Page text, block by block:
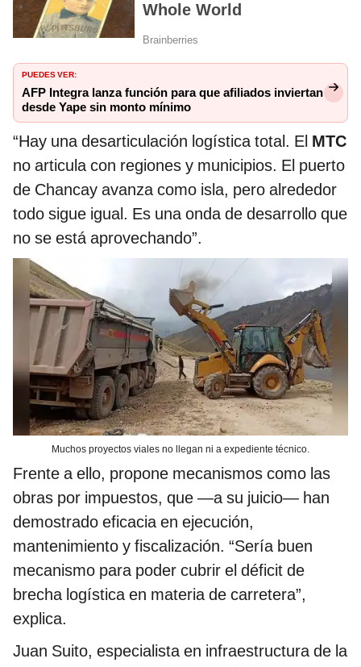
PUEDES VER:
AFP Integra lanza función para que afiliados inviertan
desde Yape sin monto mínimo
“Hay una desarticulación logística total. El MTC
no articula con regiones y municipios. El puerto
de Chancay avanza como isla, pero alrededor
todo sigue igual. Es una onda de desarrollo que
no se está aprovechando”.
Muchos proyectos viales no llegan ni a expediente técnico.
Frente a ello, propone mecanismos como las
obras por impuestos, que —a su juicio— han
demostrado eficacia en ejecución,
mantenimiento y fiscalización. “Sería buen
mecanismo para poder cubrir el déficit de
brecha logística en materia de carretera”,
explica.
Juan Suito, especialista en infraestructura de la